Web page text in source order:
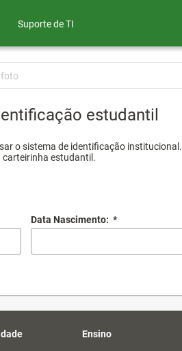
Suporte de TI
foto
estudantil
o sistema de identificação institucional.
carteirinha estudantil.
Data Nascimento: *
Ensino